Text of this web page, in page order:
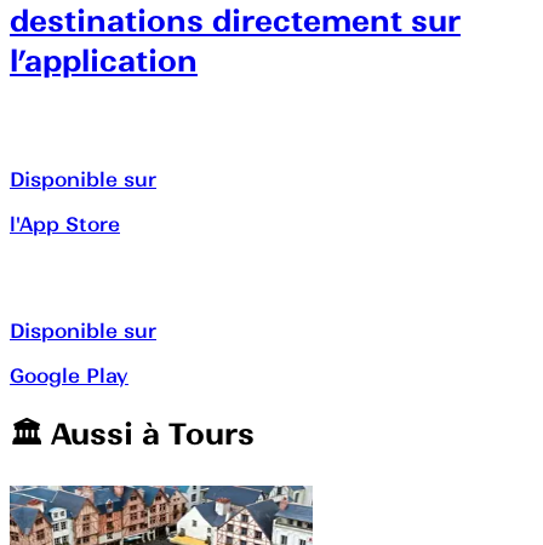
destinations directement sur
l’application
Disponible sur
l'App Store
Disponible sur
Google Play
🏛️️ Aussi à Tours